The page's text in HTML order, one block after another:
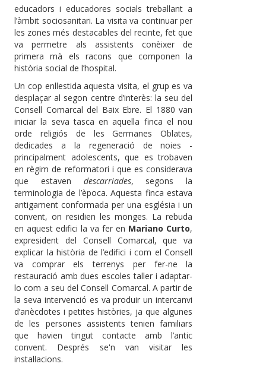
educadors i educadores socials treballant a
l’àmbit sociosanitari. La visita va continuar per
les zones més destacables del recinte, fet que
va permetre als assistents conèixer de
primera mà els racons que componen la
història social de l’hospital.
Un cop enllestida aquesta visita, el grup es va
desplaçar al segon centre d’interès: la seu del
Consell Comarcal del Baix Ebre. El 1880 van
iniciar la seva tasca en aquella finca el nou
orde religiós de les Germanes Oblates,
dedicades a la regeneració de noies -
principalment adolescents, que es trobaven
en règim de reformatori i que es considerava
que estaven descarriades, segons la
terminologia de l’època. Aquesta finca estava
antigament conformada per una església i un
convent, on residien les monges. La rebuda
en aquest edifici la va fer en Mariano Curto,
expresident del Consell Comarcal, que va
explicar la història de l’edifici i com el Consell
va comprar els terrenys per fer-ne la
restauració amb dues escoles taller i adaptar-
lo com a seu del Consell Comarcal. A partir de
la seva intervenció es va produir un intercanvi
d’anècdotes i petites històries, ja que algunes
de les persones assistents tenien familiars
que havien tingut contacte amb l’antic
convent. Després se'n van visitar les
instal·lacions.